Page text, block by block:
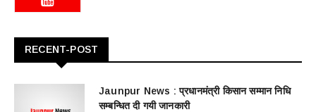
RECENT-POST
Jaunpur News : ​प्रधानमंत्री किसान सम्मान निधि
सम्बन्धित दी गयी जानकारी